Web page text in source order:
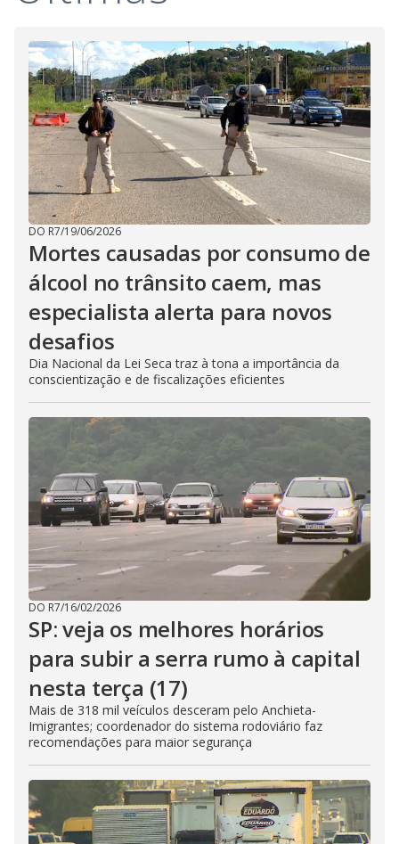
DO R7/19/06/2026
Mortes causadas por consumo de
álcool no trânsito caem, mas
especialista alerta para novos
desafios
Dia Nacional da Lei Seca traz à tona a importância da
conscientização e de fiscalizações eficientes
DO R7/16/02/2026
SP: veja os melhores horários
para subir a serra rumo à capital
nesta terça (17)
Mais de 318 mil veículos desceram pelo Anchieta-
Imigrantes; coordenador do sistema rodoviário faz
recomendações para maior segurança